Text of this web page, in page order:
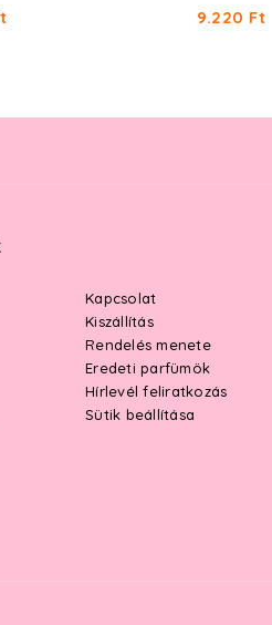
9.220 Ft
Kapcsolat
Kiszállítás
Rendelés menete
Eredeti parfümök
Hírlevél feliratkozás
Sütik beállítása